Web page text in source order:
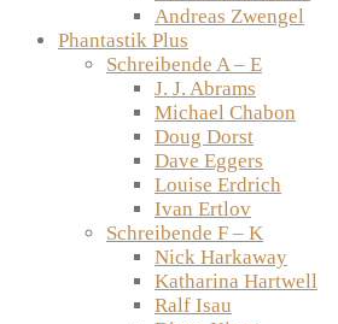
Andreas Zwengel
Phantastik Plus
Schreibende A – E
J. J. Abrams
Michael Chabon
Doug Dorst
Dave Eggers
Louise Erdrich
Ivan Ertlov
Schreibende F – K
Nick Harkaway
Katharina Hartwell
Ralf Isau